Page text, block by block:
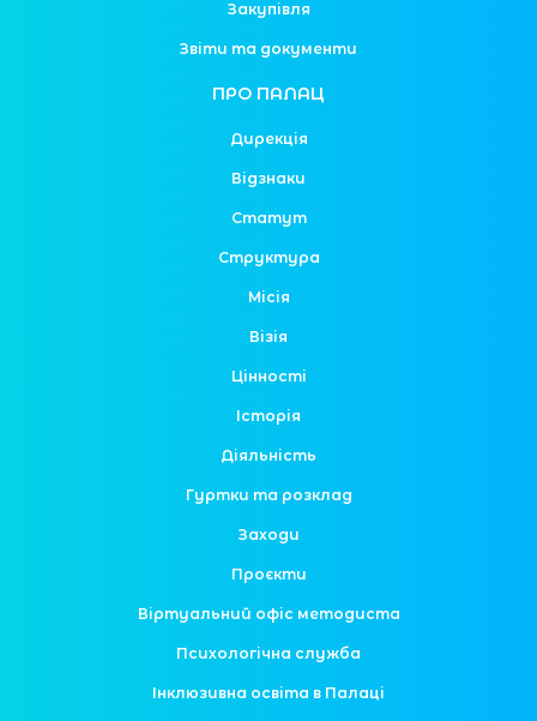
Закупівля
Звіти та документи
ПРО ПАЛАЦ
Дирекція
Відзнаки
Статут
Структура
Місія
Візія
Цінності
Історія
Діяльність
Гуртки та розклад
Заходи
Проєкти
Віртуальний офіс методиста
Психологічна служба
Інклюзивна освіта в Палаці